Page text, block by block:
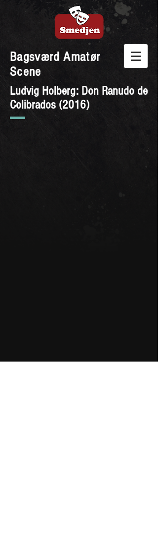
Bagsværd Amatør
Scene
Ludvig Holberg: Don Ranudo de
Colibrados (2016)